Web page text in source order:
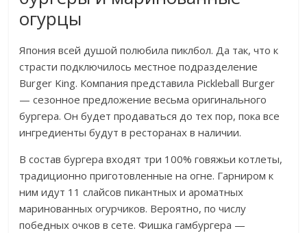
огурцы
Япония всей душой полюбила пиклбол. Да так, что к
страсти подключилось местное подразделение
Burger King. Компания представила Pickleball Burger
— сезонное предложение весьма оригинального
бургера. Он будет продаваться до тех пор, пока все
ингредиенты будут в ресторанах в наличии.
В состав бургера входят три 100% говяжьи котлеты,
традиционно приготовленные на огне. Гарниром к
ним идут 11 слайсов пикантных и ароматных
маринованных огурчиков. Вероятно, по числу
победных очков в сете. Фишка гамбургера —